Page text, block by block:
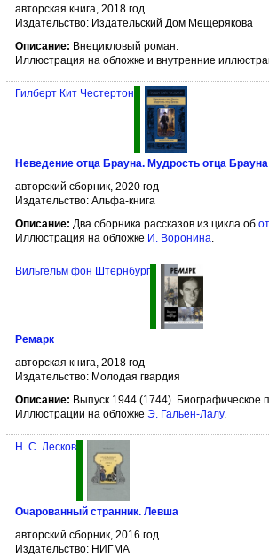
авторская книга, 2018 год
Издательство: Издательский Дом Мещерякова
Описание: Внецикловый роман.
Иллюстрация на обложке и внутренние
Гилберт Кит Честертон
Неведение отца Брауна. Мудрость отца Брауна
авторский сборник, 2020 год
Издательство: Альфа-книга
Описание: Два сборника рассказов из цикла об
Иллюстрация на обложке И. Воронина
Вильгельм фон Штернбург
Ремарк
авторская книга, 2018 год
Издательство: Молодая гвардия
Описание: Выпуск 1944 (1744). Биографическое
Иллюстрации на обложке Э. Гальен-Лалу.
Н. С. Лесков
Очарованный странник. Левша
авторский сборник, 2016 год
Издательство: НИГМА